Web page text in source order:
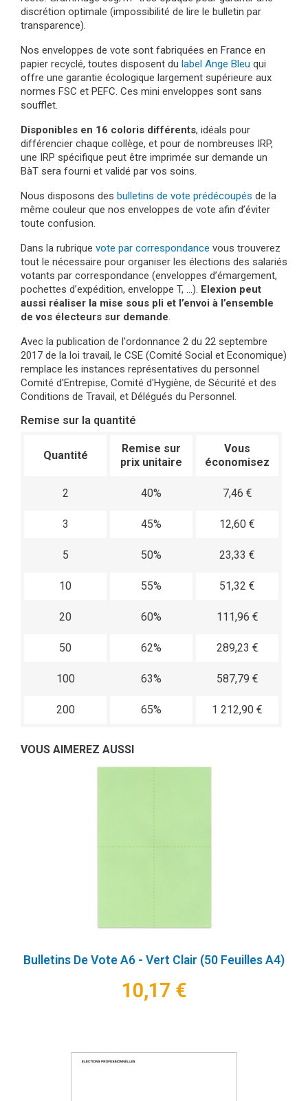
discrétion optimale (impossibilité de lire le bulletin par
transparence).
Nos enveloppes de vote sont fabriquées en France en
papier recyclé, toutes disposent du label Ange Bleu qui
offre une garantie écologique largement supérieure aux
normes FSC et PEFC. Ces mini enveloppes sont sans
soufflet.
Disponibles en 16 coloris différents, idéals pour
différencier chaque collège, et pour de nombreuses IRP,
une IRP spécifique peut être imprimée sur demande un
BàT sera fourni et validé par vos soins.
Nous disposons des bulletins de vote prédécoupés de la
même couleur que nos enveloppes de vote afin d’éviter
toute confusion.
Dans la rubrique vote par correspondance vous trouverez
tout le nécessaire pour organiser les élections des salariés
votants par correspondance (enveloppes d’émargement,
pochettes d’expédition, enveloppe T, …). Elexion peut
aussi réaliser la mise sous pli et l’envoi à l’ensemble
de vos électeurs sur demande.
Avec la publication de l'ordonnance 2 du 22 septembre
2017 de la loi travail, le CSE (Comité Social et Economique)
remplace les instances représentatives du personnel
Comité d'Entrepise, Comité d'Hygiène, de Sécurité et des
Conditions de Travail, et Délégués du Personnel.
Remise sur la quantité
Quantité
Remise sur
prix unitaire
Vous
économisez
2 40% 7,46 €
3 45% 12,60 €
5 50% 23,33 €
10 55% 51,32 €
20 60% 111,96 €
50 62% 289,23 €
100 63% 587,79 €
200 65% 1 212,90 €
VOUS AIMEREZ AUSSI
Bulletins De Vote A6 - Vert Clair (50 Feuilles A4)
10,17 €